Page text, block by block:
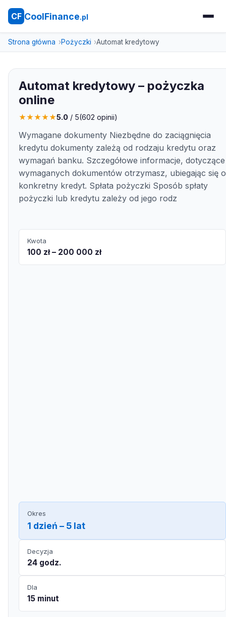
CF CoolFinance.pl
Strona główna Pożyczki Automat kredytowy
Automat kredytowy – pożyczka
online
★★★★★5.0 / 5(602 opinii)
Wymagane dokumenty Niezbędne do zaciągnięcia
kredytu dokumenty zależą od rodzaju kredytu oraz
wymagań banku. Szczegółowe informacje, dotyczące
wymaganych dokumentów otrzymasz, ubiegając się o
konkretny kredyt. Spłata pożyczki Sposób spłaty
pożyczki lub kredytu zależy od jego rodz
Kwota
100 zł – 200 000 zł
Okres
1 dzień – 5 lat
Decyzja
24 godz.
Dla
15 minut